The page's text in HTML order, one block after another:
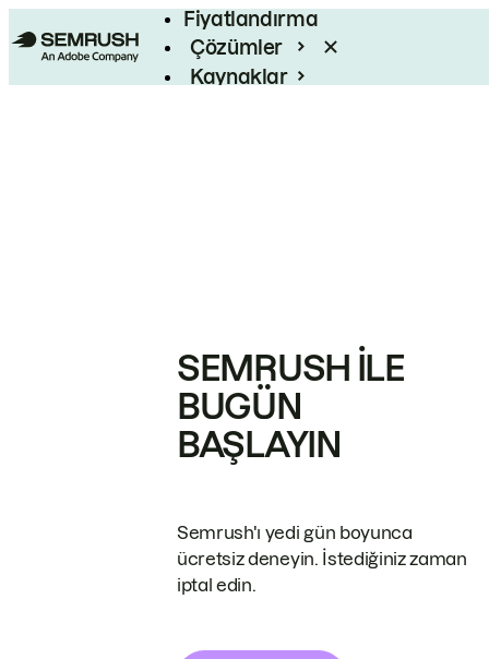
Fiyatlandırma
Çözümler
Kaynaklar
SEMRUSH ILE
BUGÜN
BAŞLAYIN
Semrush'ı yedi gün boyunca
ücretsiz deneyin. İstediğiniz zaman
iptal edin.